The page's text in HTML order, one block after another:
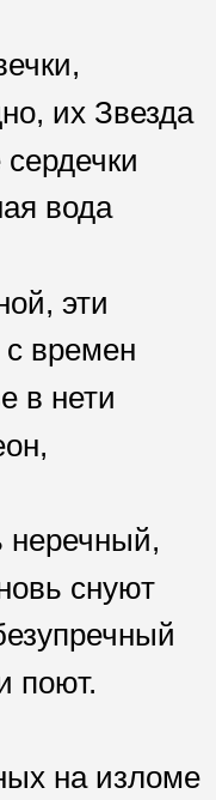
их Звезда
вода
эти
времен
в нети
неречный,
снуют
поют.
на изломе